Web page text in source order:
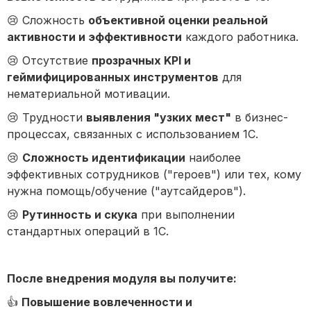
😢 Сложность объективной оценки реальной
активности и эффективности каждого работника.
😢 Отсутствие прозрачных KPI и
геймифицированных инструментов для
нематериальной мотивации.
😢 Трудности выявления "узких мест" в бизнес-
процессах, связанных с использованием 1С.
😢 Сложность идентификации наиболее
эффективных сотрудников ("героев") или тех, кому
нужна помощь/обучение ("аутсайдеров").
😢 Рутинность и скука при выполнении
стандартных операций в 1С.
После внедрения модуля вы получите:
👍 Повышение вовлеченности и